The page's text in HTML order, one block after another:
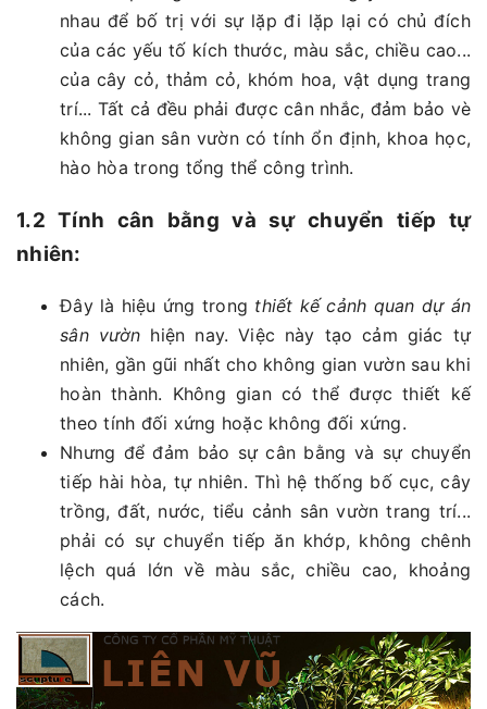
nhau để bố trị với sự lặp đi lặp lại có chủ đích
của các yếu tố kích thước, màu sắc, chiều cao...
của cây cỏ, thảm cỏ, khóm hoa, vật dụng trang
trí... Tất cả đều phải được cân nhắc, đảm bảo vè
không gian sân vườn có tính ổn định, khoa học,
hào hòa trong tổng thể công trình.
1.2 Tính cân bằng và sự chuyển tiếp tự
nhiên:
Đây là hiệu ứng trong thiết kế cảnh quan dự án
sân vườn hiện nay. Việc này tạo cảm giác tự
nhiên, gần gũi nhất cho không gian vườn sau khi
hoàn thành. Không gian có thể được thiết kế
theo tính đối xứng hoặc không đối xứng.
Nhưng để đảm bảo sự cân bằng và sự chuyển
tiếp hài hòa, tự nhiên. Thì hệ thống bố cục, cây
trồng, đất, nước, tiểu cảnh sân vườn trang trí...
phải có sự chuyển tiếp ăn khớp, không chênh
lệch quá lớn về màu sắc, chiều cao, khoảng
cách.